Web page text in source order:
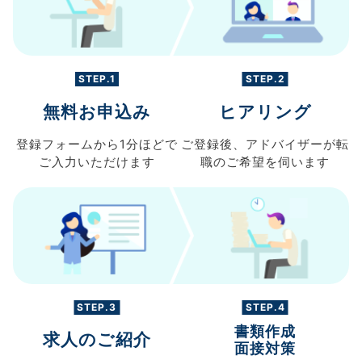
STEP.1
無料お申込み
登録フォームから 1分ほどで
ご入力 いただけます
STEP.2
ヒアリング
ご登録後、 アドバイザーが転
職のご希望を伺います
STEP.3
求人のご紹介
STEP.4
書類作成
面接対策